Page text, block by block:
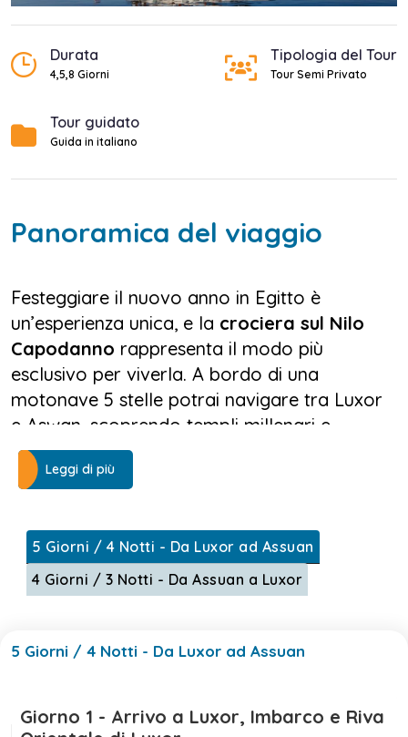
Durata
4,5,8 Giorni
Tipologia del Tour
Tour Semi Privato
Tour guidato
Guida in italiano
Panoramica del viaggio
Festeggiare il nuovo anno in Egitto è
un’esperienza unica, e la crociera sul Nilo
Capodanno rappresenta il modo più
esclusivo per viverla. A bordo di una
motonave 5 stelle potrai navigare tra Luxor
e Aswan, scoprendo templi millenari e
paesaggi senza tempo. Durante i giorni di
viaggio visiterai luoghi iconici come la Valle
e l’incantevole Tempio di Philae.
Lacrociera sul Nilo Capodannonon è solo
cultura e scoperta: è anche relax e
potrai goderti il clima piacevole dell’inverno
intrattenimento e attività a bordo.
Leggi di più
5 Giorni / 4 Notti - Da Luxor ad Assuan
4 Giorni / 3 Notti - Da Assuan a Luxor
5 Giorni / 4 Notti - Da Luxor ad Assuan
Giorno 1 - Arrivo a Luxor, Imbarco e Riva